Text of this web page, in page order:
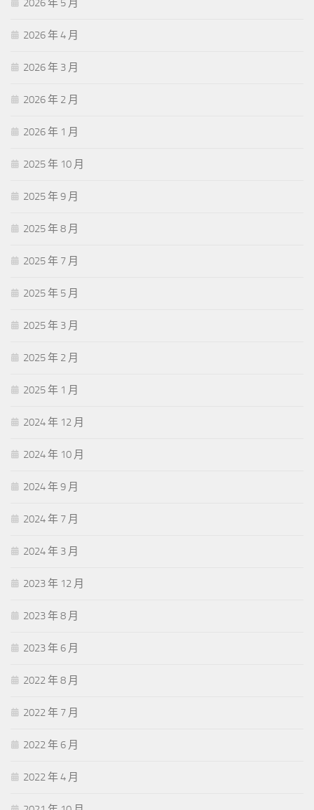
2026 年 5 月
2026 年 4 月
2026 年 3 月
2026 年 2 月
2026 年 1 月
2025 年 10 月
2025 年 9 月
2025 年 8 月
2025 年 7 月
2025 年 5 月
2025 年 3 月
2025 年 2 月
2025 年 1 月
2024 年 12 月
2024 年 10 月
2024 年 9 月
2024 年 7 月
2024 年 3 月
2023 年 12 月
2023 年 8 月
2023 年 6 月
2022 年 8 月
2022 年 7 月
2022 年 6 月
2022 年 4 月